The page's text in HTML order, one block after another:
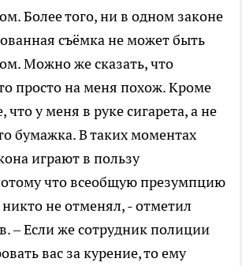
Более того, ни в одном законе
съёмка не может быть
Можно же сказать, что
просто на меня похож. Кроме
что у меня в руке сигарета, а не
бумажка. В таких моментах
играют в пользу
что всеобщую презумпцию
не отменял, - отметил
– Если же сотрудник полиции
вас за курение, то ему